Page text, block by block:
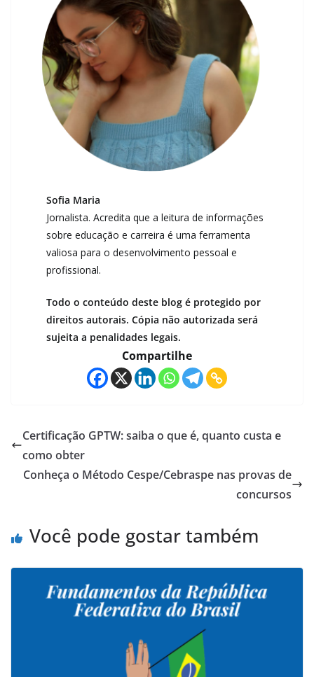
Sofia Maria
Jornalista. Acredita que a leitura de informações
sobre educação e carreira é uma ferramenta
valiosa para o desenvolvimento pessoal e
profissional.
Todo o conteúdo deste blog é protegido por
direitos autorais. Cópia não autorizada será
sujeita a penalidades legais.
Compartilhe
Certificação GPTW: saiba o que é, quanto custa e
como obter
Conheça o Método Cespe/Cebraspe nas provas de
concursos
Você pode gostar também